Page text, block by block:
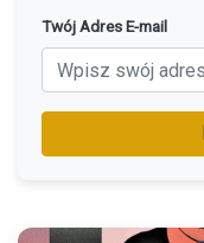
Twój Adres E-mail